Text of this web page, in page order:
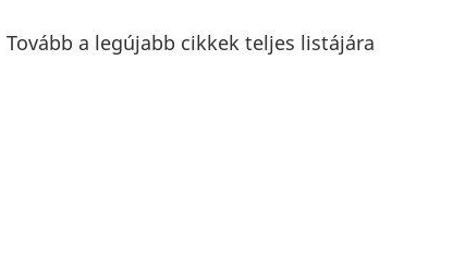
Tovább a legújabb cikkek teljes listájára